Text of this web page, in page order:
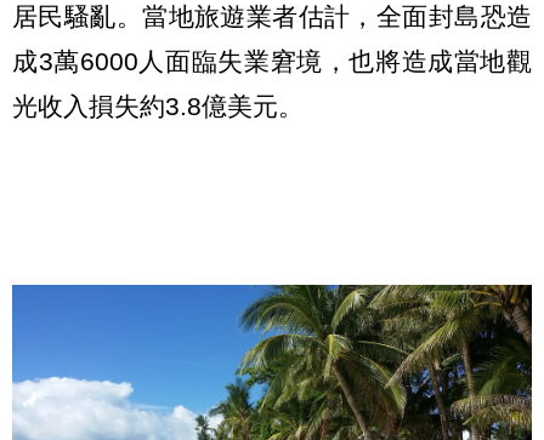
居民騷亂。當地旅遊業者估計，全面封島恐造
成3萬6000人面臨失業窘境，也將造成當地觀
光收入損失約3.8億美元。